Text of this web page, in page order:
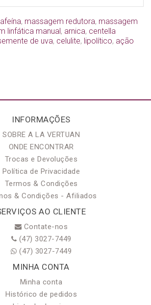
, massagem redutora, massagem
linfática manual, arnica, centella
de uva, celulite, lipolítico, ação
INFORMAÇÕES
SOBRE A LA VERTUAN
ONDE ENCONTRAR
Trocas e Devoluções
Política de Privacidade
Termos & Condições
& Condições - Afiliados
AO CLIENTE
Contate-nos
(47) 3027-7449
(47) 3027-7449
MINHA CONTA
Minha conta
Histórico de pedidos